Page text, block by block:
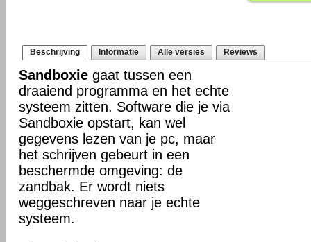
Beschrijving Informatie Alle versies Reviews
Sandboxie gaat tussen een
draaiend programma en het echte
systeem zitten. Software die je via
Sandboxie opstart, kan wel
gegevens lezen van je pc, maar
het schrijven gebeurt in een
beschermde omgeving: de
zandbak. Er wordt niets
weggeschreven naar je echte
systeem.